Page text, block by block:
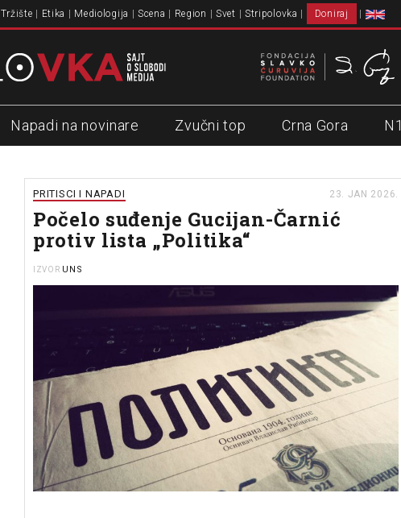
Tržište Etika Mediologija Scena Region Svet Stripolovka Doniraj
Napadi na novinare Zvučni top Crna Gora N1
PRITISCI I NAPADI 23. JAN 2026.
Počelo suđenje Gucijan-Čarnić
protiv lista „Politika“
IZVOR UNS